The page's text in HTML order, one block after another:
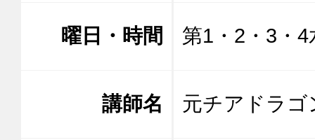
曜日・時間 第1・2・3・
講師名 元チアド